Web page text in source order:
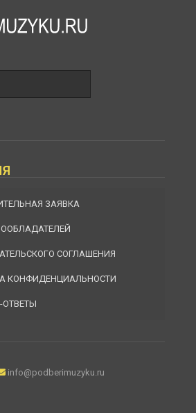
ЗАЯВКА
СОГЛАШЕНИЯ
КОНФИДЕНЦИАЛЬНОСТИ
info@podberimuzyku.ru